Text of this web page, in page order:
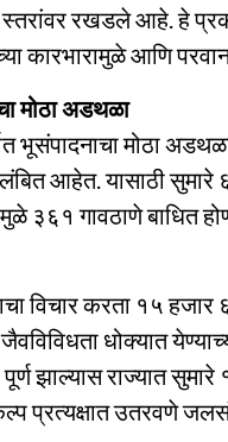
रखडले आहे. हे
कारभारामुळे आणि
मोठा अडथळा
भूसंपादनाचा मोठा
आहेत. यासाठी सुमारे
३६१ गावठाणे बाधित
विचार करता १५
धोक्यात
झाल्यास राज्यात
प्रत्यक्षात उतरवणे